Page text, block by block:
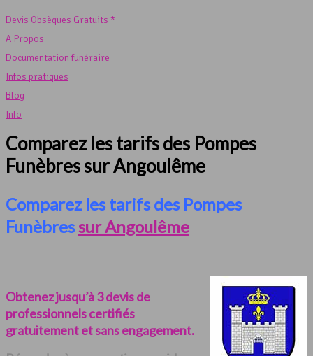
Devis Obsèques Gratuits *
A Propos
Documentation funéraire
Infos pratiques
Blog
Info
Comparez les tarifs des Pompes
Funèbres sur Angoulême
Comparez les tarifs des Pompes
Funèbres sur Angoulême
Obtenez jusqu’à 3 devis de
professionnels certifiés
gratuitement et sans engagement.